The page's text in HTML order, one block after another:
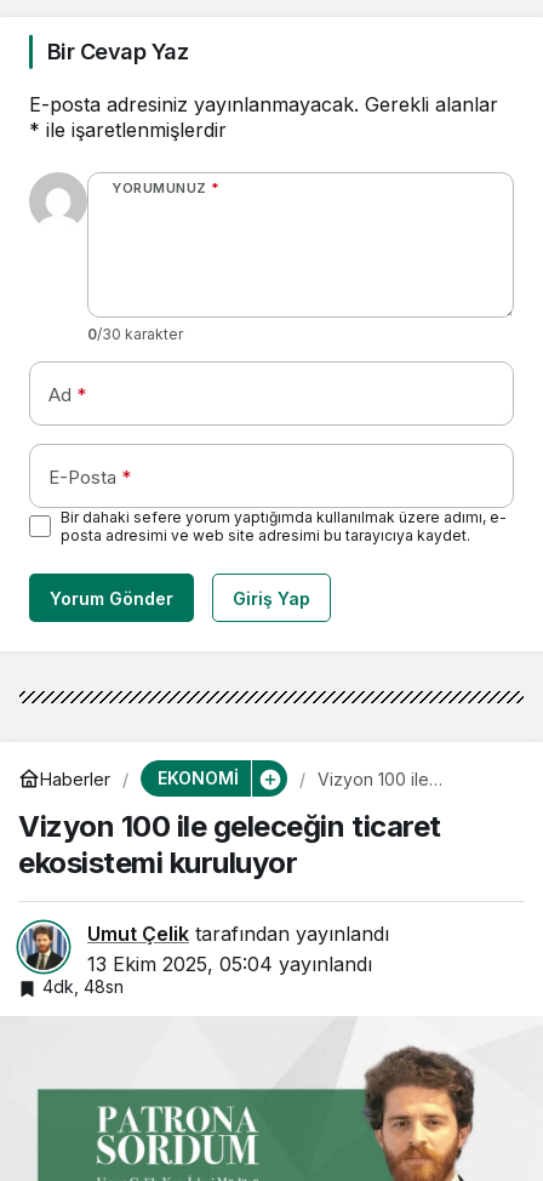
Bir Cevap Yaz
E-posta adresiniz yayınlanmayacak. Gerekli alanlar
* ile işaretlenmişlerdir
YORUMUNUZ *
0/30 karakter
Ad *
E-Posta *
Bir dahaki sefere yorum yaptığımda kullanılmak üzere adımı, e-
posta adresimi ve web site adresimi bu tarayıcıya kaydet.
Yorum Gönder Giriş Yap
Haberler EKONOMİ
Vizyon 100 ile
ekosistemi kuruluyor
Vizyon 100 ile geleceğin ticaret
ekosistemi kuruluyor
Umut Çelik tarafından yayınlandı
13 Ekim 2025, 05:04 yayınlandı
4dk, 48sn